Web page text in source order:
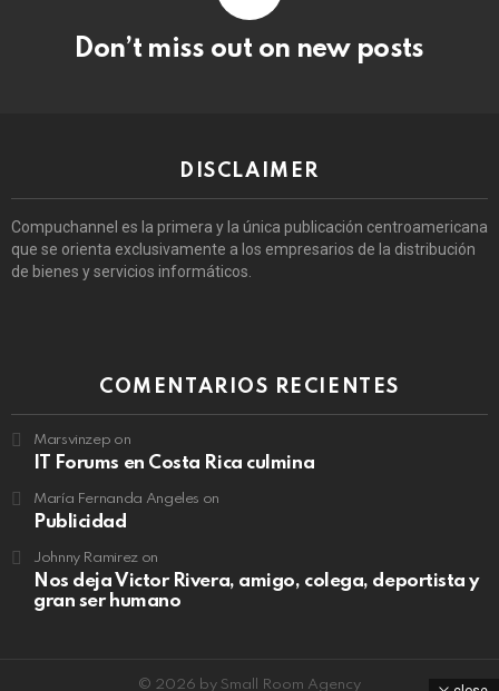
Don’t miss out on new posts
DISCLAIMER
Compuchannel es la primera y la única publicación centroamericana
que se orienta exclusivamente a los empresarios de la distribución
de bienes y servicios informáticos.
COMENTARIOS RECIENTES
Marsvinzep on
IT Forums en Costa Rica culmina
María Fernanda Angeles on
Publicidad
Johnny Ramirezon
Nos deja Victor Rivera, amigo, colega, deportista y
gran ser humano
© 2026 by Small Room Agency